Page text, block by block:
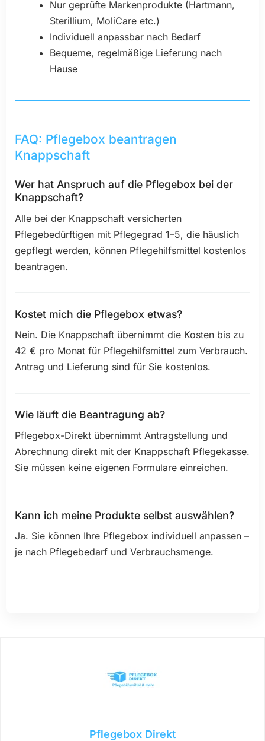
Nur geprüfte Markenprodukte (Hartmann,
Sterillium, MoliCare etc.)
Individuell anpassbar nach Bedarf
Bequeme, regelmäßige Lieferung nach
Hause
FAQ: Pflegebox beantragen
Knappschaft
Wer hat Anspruch auf die Pflegebox bei der
Knappschaft?
Alle bei der Knappschaft versicherten
Pflegebedürftigen mit Pflegegrad 1–5, die häuslich
gepflegt werden, können Pflegehilfsmittel kostenlos
beantragen.
Kostet mich die Pflegebox etwas?
Nein. Die Knappschaft übernimmt die Kosten bis zu
42 € pro Monat für Pflegehilfsmittel zum Verbrauch.
Antrag und Lieferung sind für Sie kostenlos.
Wie läuft die Beantragung ab?
Pflegebox-Direkt übernimmt Antragstellung und
Abrechnung direkt mit der Knappschaft Pflegekasse.
Sie müssen keine eigenen Formulare einreichen.
Kann ich meine Produkte selbst auswählen?
Ja. Sie können Ihre Pflegebox individuell anpassen –
je nach Pflegebedarf und Verbrauchsmenge.
Pflegebox Direkt